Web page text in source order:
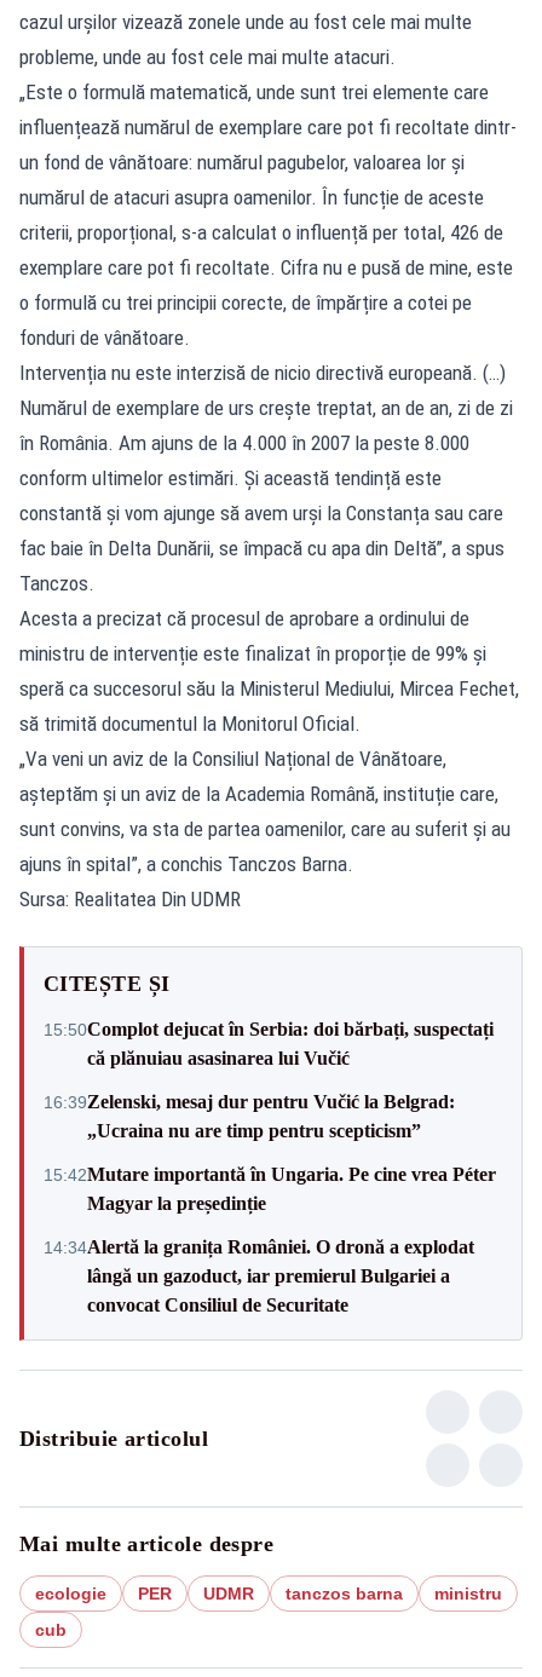
cazul urșilor vizează zonele unde au fost cele mai multe
probleme, unde au fost cele mai multe atacuri.
„Este o formulă matematică, unde sunt trei elemente care
influențează numărul de exemplare care pot fi recoltate dintr-
un fond de vânătoare: numărul pagubelor, valoarea lor și
numărul de atacuri asupra oamenilor. În funcție de aceste
criterii, proporțional, s-a calculat o influență per total, 426 de
exemplare care pot fi recoltate. Cifra nu e pusă de mine, este
o formulă cu trei principii corecte, de împărțire a cotei pe
fonduri de vânătoare.
Intervenția nu este interzisă de nicio directivă europeană. (…)
Numărul de exemplare de urs crește treptat, an de an, zi de zi
în România. Am ajuns de la 4.000 în 2007 la peste 8.000
conform ultimelor estimări. Și această tendință este
constantă și vom ajunge să avem urși la Constanța sau care
fac baie în Delta Dunării, se împacă cu apa din Deltă”, a spus
Tanczos.
Acesta a precizat că procesul de aprobare a ordinului de
ministru de intervenție este finalizat în proporție de 99% și
speră ca succesorul său la Ministerul Mediului, Mircea Fechet,
să trimită documentul la Monitorul Oficial.
„Va veni un aviz de la Consiliul Național de Vânătoare,
așteptăm și un aviz de la Academia Română, instituție care,
sunt convins, va sta de partea oamenilor, care au suferit și au
ajuns în spital”, a conchis Tanczos Barna.
Sursa: Realitatea Din UDMR
CITEȘTE ȘI
15:50Complot dejucat în Serbia: doi bărbați, suspectați
că plănuiau asasinarea lui Vučić
16:39Zelenski, mesaj dur pentru Vučić la Belgrad:
„Ucraina nu are timp pentru scepticism”
15:42Mutare importantă în Ungaria. Pe cine vrea Péter
Magyar la președinție
14:34Alertă la granița României. O dronă a explodat
lângă un gazoduct, iar premierul Bulgariei a
convocat Consiliul de Securitate
Distribuie articolul
Mai multe articole despre
ecologie PER UDMR tanczos barna
ministru
cub